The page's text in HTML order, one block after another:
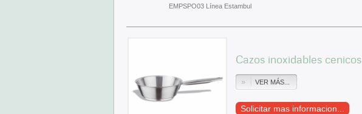
EMPSPO03 Línea Estambul
Cazos inoxidables cenicos
VER MÁS...
Solicitar mas informacion...